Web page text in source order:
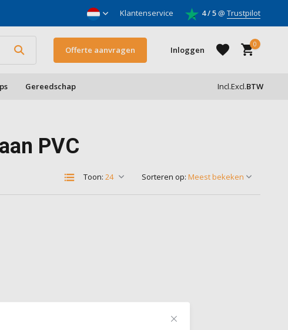
Klantenservice 4 / 5@ Trustpilot
Offerte aanvragen Inloggen
0
Gereedschap Incl.Excl.BTW
PVC
Toon: Sorteren op: